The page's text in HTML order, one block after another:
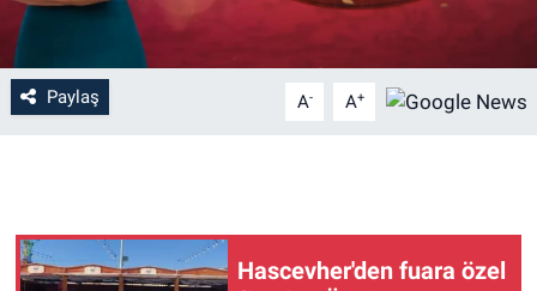
Paylaş A- A+
Hascevher'den fuara özel